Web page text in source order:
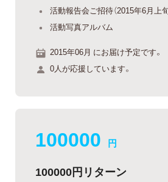
活動報告会ご招待（2015年6月上
活動写真アルバム
2015年06月 にお届け予定です。
0人が応援しています。
100000 円
100000円リターン